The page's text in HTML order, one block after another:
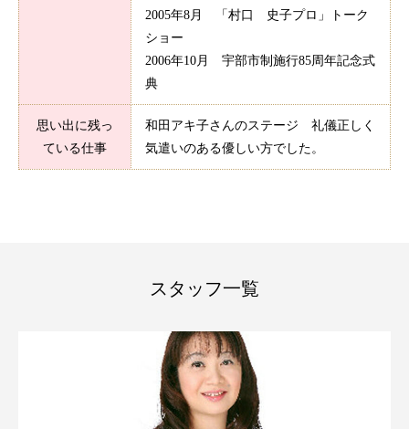
2005年8月 「村口 史子プロ」トーク
ショー
2006年10月 宇部市制施行85周年記念式
典
思い出に残っ
ている仕事
和田アキ子さんのステージ 礼儀正しく
気遣いのある優しい方でした。
スタッフ一覧